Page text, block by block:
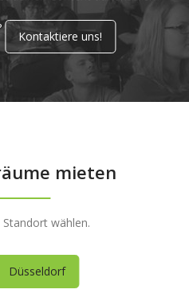
Kontaktiere uns!
mieten
wählen.
Düsseldorf